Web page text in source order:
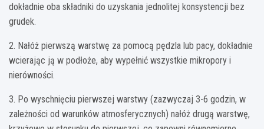
dokładnie oba składniki do uzyskania jednolitej konsystencji bez
grudek.
2. Nałóż pierwszą warstwę za pomocą pędzla lub pacy, dokładnie
wcierając ją w podłoże, aby wypełnić wszystkie mikropory i
nierówności.
3. Po wyschnięciu pierwszej warstwy (zazwyczaj 3-6 godzin, w
zależności od warunków atmosferycznych) nałóż drugą warstwę,